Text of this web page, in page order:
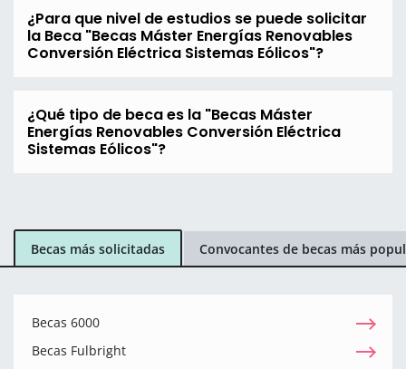
¿Para que nivel de estudios se puede solicitar
la Beca "Becas Máster Energías Renovables
Conversión Eléctrica Sistemas Eólicos"?
¿Qué tipo de beca es la "Becas Máster
Energías Renovables Conversión Eléctrica
Sistemas Eólicos"?
Becas más solicitadas Convocantes de becas más
Becas 6000
Becas Fulbright